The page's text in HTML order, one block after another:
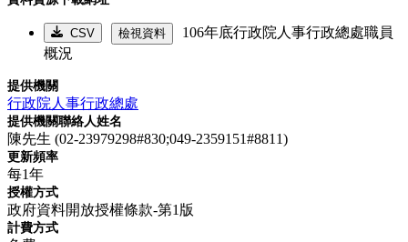
CSV 檢視資料
106年底行政院人事行政總處職員
概況
提供機關
行政院人事行政總處
提供機關聯絡人姓名
陳先生 (02-23979298#830;049-2359151#8811)
更新頻率
每1年
授權方式
政府資料開放授權條款-第1版
計費方式